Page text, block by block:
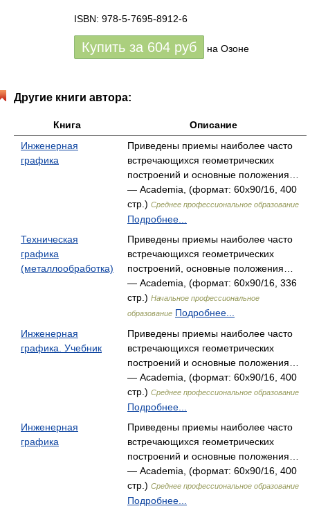
ISBN: 978-5-7695-8912-6
Купить за 604 руб на Озоне
Другие книги автора:
Книга
Описание
Инженерная
графика
Приведены приемы наиболее часто
встречающихся геометрических
построений и основные положения…
— Academia, (формат: 60x90/16, 400
стр.) Среднее профессиональное образование
Подробнее...
Техническая
графика
(металлообработка)
Приведены приемы наиболее часто
встречающихся геометрических
построений, основные положения…
— Academia, (формат: 60x90/16, 336
стр.) Начальное профессиональное
образование Подробнее...
Инженерная
графика. Учебник
Приведены приемы наиболее часто
встречающихся геометрических
построений и основные положения…
— Academia, (формат: 60x90/16, 400
стр.) Среднее профессиональное образование
Подробнее...
Инженерная
графика
Приведены приемы наиболее часто
встречающихся геометрических
построений и основные положения…
— Academia, (формат: 60x90/16, 400
стр.) Среднее профессиональное образование
Подробнее...